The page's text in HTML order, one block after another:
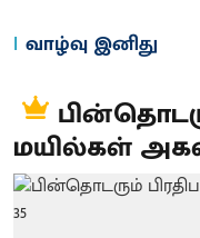
வாழ்வு இனிது
மயில்கள்